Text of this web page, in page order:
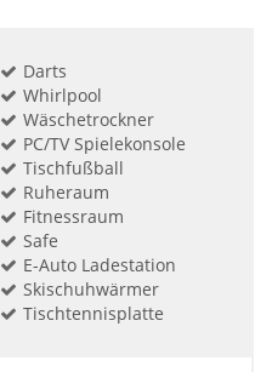
Darts
Whirlpool
Wäschetrockner
PC/TV Spielekonsole
Tischfußball
Ruheraum
Fitnessraum
Safe
E-Auto Ladestation
Skischuhwärmer
Tischtennisplatte